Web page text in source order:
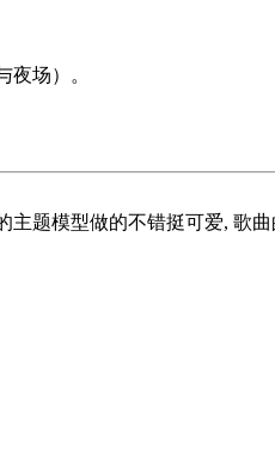
夜场）。
主题模型做的不错挺可爱, 歌